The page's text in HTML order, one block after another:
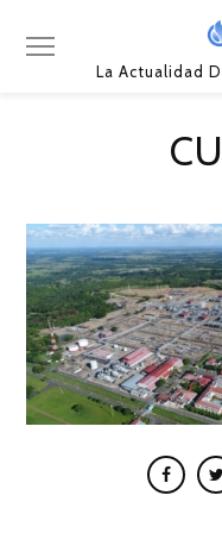
La Actualidad